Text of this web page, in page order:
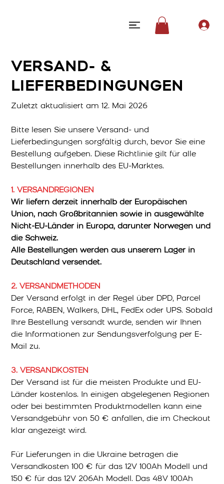
VERSAND- &
LIEFERBEDINGUNGEN
Zuletzt aktualisiert am 12. Mai 2026
Bitte lesen Sie unsere Versand- und
Lieferbedingungen sorgfältig durch, bevor Sie eine
Bestellung aufgeben. Diese Richtlinie gilt für alle
Bestellungen innerhalb des EU-Marktes.
1. VERSANDREGIONEN
Wir liefern derzeit innerhalb der Europäischen
Union, nach Großbritannien sowie in ausgewählte
Nicht-EU-Länder in Europa, darunter Norwegen und
die Schweiz.
Alle Bestellungen werden aus unserem Lager in
Deutschland versendet.
2. VERSANDMETHODEN
Der Versand erfolgt in der Regel über DPD, Parcel
Force, RABEN, Walkers, DHL, FedEx oder UPS. Sobald
Ihre Bestellung versandt wurde, senden wir Ihnen
die Informationen zur Sendungsverfolgung per E-
Mail zu.
3. VERSANDKOSTEN
Der Versand ist für die meisten Produkte und EU-
Länder kostenlos. In einigen abgelegenen Regionen
oder bei bestimmten Produktmodellen kann eine
Versandgebühr von 50 € anfallen, die im Checkout
klar angezeigt wird.
Für Lieferungen in die Ukraine betragen die
Versandkosten 100 € für das 12V 100Ah Modell und
150 € für das 12V 206Ah Modell. Das 48V 100Ah